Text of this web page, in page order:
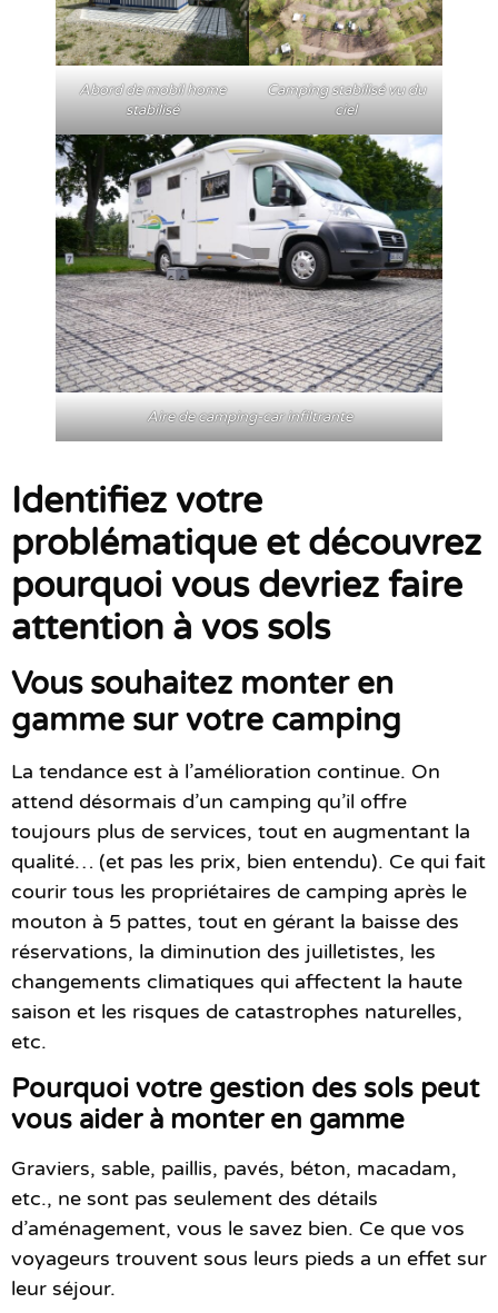
Abord de mobil home
stabilisé
Camping stabilisé vu du
ciel
Aire de camping-car infiltrante
Identifiez votre
problématique et découvrez
pourquoi vous devriez faire
attention à vos sols
Vous souhaitez monter en
gamme sur votre camping
La tendance est à l’amélioration continue. On
attend désormais d’un camping qu’il offre
toujours plus de services, tout en augmentant la
qualité… (et pas les prix, bien entendu). Ce qui fait
courir tous les propriétaires de camping après le
mouton à 5 pattes, tout en gérant la baisse des
réservations, la diminution des juilletistes, les
changements climatiques qui affectent la haute
saison et les risques de catastrophes naturelles,
etc.
Pourquoi votre gestion des sols peut
vous aider à monter en gamme
Graviers, sable, paillis, pavés, béton, macadam,
etc., ne sont pas seulement des détails
d’aménagement, vous le savez bien. Ce que vos
voyageurs trouvent sous leurs pieds a un effet sur
leur séjour.